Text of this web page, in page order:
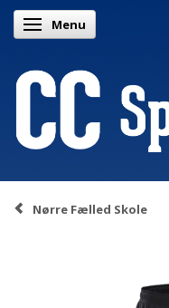
Skifte navigation
Menu
Nørre Fælled Skole